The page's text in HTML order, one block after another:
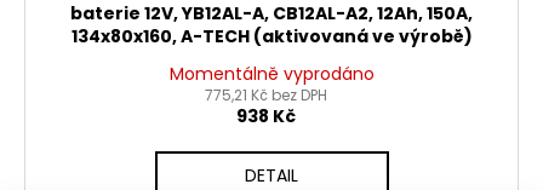
baterie 12V, YB12AL-A, CB12AL-A2, 12Ah, 150A,
134x80x160, A-TECH (aktivovaná ve výrobě)
Momentálně vyprodáno
775,21 Kč bez DPH
938 Kč
DETAIL